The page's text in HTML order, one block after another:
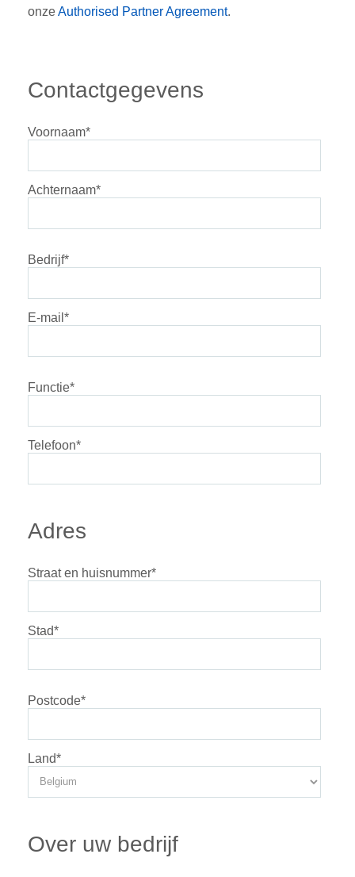
onzeAuthorised Partner Agreement.
Contactgegevens
Voornaam*
Achternaam*
Bedrijf*
E-mail *
Functie*
Telefoon*
Adres
Straat en huisnummer*
Stad*
Postcode*
Land*
Over uw bedrijf